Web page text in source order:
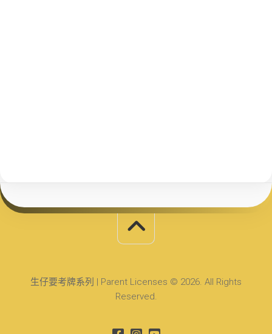
生仔要考牌系列 | Parent Licenses © 2026. All Rights
Reserved.